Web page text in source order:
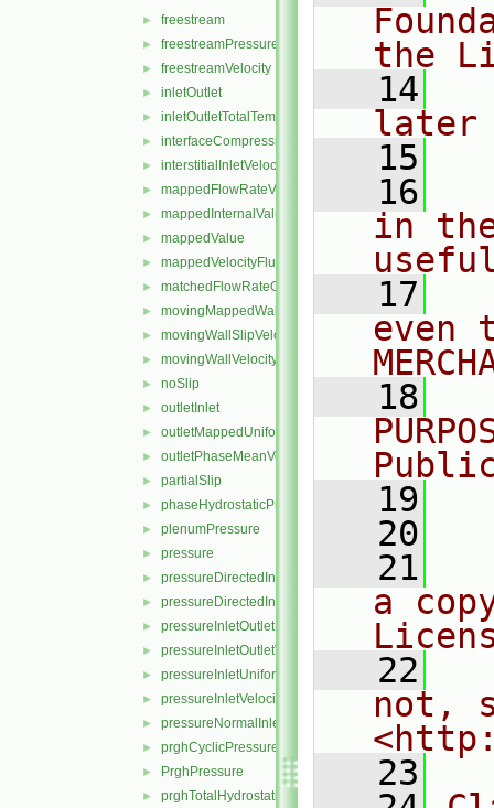
► freestream
► freestreamPressure
► freestreamVelocity
► inletOutlet
► inletOutletTotalTemperature
► interfaceCompression
► interstitialInletVelocity
► mappedFlowRateVelocity
► mappedInternalValue
► mappedValue
► mappedVelocityFlux
► matchedFlowRateOutletVelocity
► movingMappedWallVelocity
► movingWallSlipVelocity
► movingWallVelocity
► noSlip
► outletInlet
► outletMappedUniformInlet
► outletPhaseMeanVelocity
► partialSlip
► phaseHydrostaticPressure
► plenumPressure
► pressure
► pressureDirectedInletOutletVelocity
► pressureDirectedInletVelocity
► pressureInletOutletParSlipVelocity
► pressureInletOutletVelocity
► pressureInletUniformVelocity
► pressureInletVelocity
► pressureNormalInletOutletVelocity
► prghCyclicPressure
► PrghPressure
► prghTotalHydrostaticPressure
the
   14
later
   15
   16
in
   17
even
   18
   19
   20
   21
a
   22
not,
   23